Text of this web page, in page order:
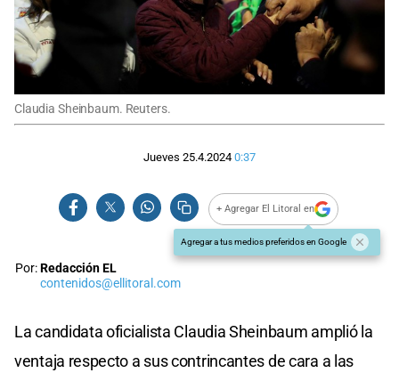
Claudia Sheinbaum. Reuters.
Jueves 25.4.2024 0:37
+ Agregar El Litoral en
Agregar a tus medios preferidos en Google
Por:Redacción EL
contenidos@ellitoral.com
La candidata oficialista Claudia Sheinbaum amplió la
ventaja respecto a sus contrincantes de cara a las